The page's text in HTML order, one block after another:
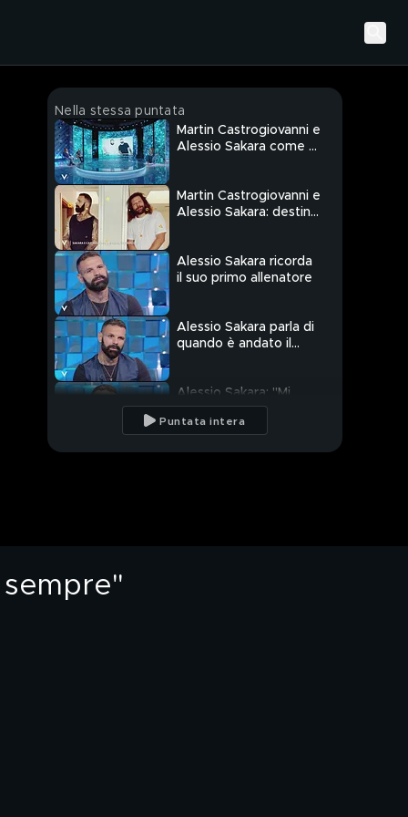
Nella stessa puntata
Martin Castrogiovanni e
Alessio Sakara come si
Martin Castrogiovanni e
Alessio Sakara: destini
Alessio Sakara ricorda
il suo primo allenatore
Alessio Sakara parla di
quando è andato il
Alessio Sakara: "Mi
hanno rapinato in
Brasile"
Puntata intera